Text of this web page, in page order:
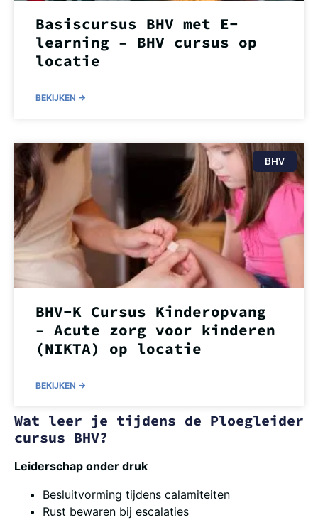
Basiscursus BHV met E-
learning – BHV cursus op
locatie
BEKIJKEN ->
BHV
BHV-K Cursus Kinderopvang
– Acute zorg voor kinderen
(NIKTA) op locatie
BEKIJKEN ->
Wat leer je tijdens de Ploegleider
cursus BHV?
Leiderschap onder druk
Besluitvorming tijdens calamiteiten
Rust bewaren bij escalaties